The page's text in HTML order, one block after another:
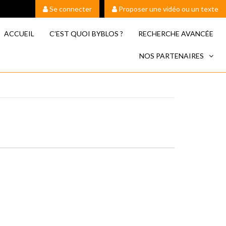
Se connecter Proposer une vidéo ou un texte
ACCUEIL C’EST QUOI BYBLOS ? RECHERCHE AVANCÉE
NOS PARTENAIRES